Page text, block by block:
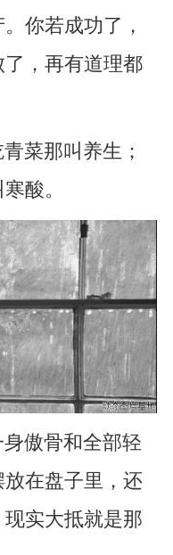
你若成功了，
，再有道理都
菜那叫养生；
酸。
傲骨和全部轻
在盘子里，还
实大抵就是那